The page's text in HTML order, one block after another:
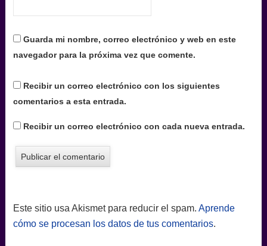
Guarda mi nombre, correo electrónico y web en este
navegador para la próxima vez que comente.
Recibir un correo electrónico con los siguientes
comentarios a esta entrada.
Recibir un correo electrónico con cada nueva entrada.
Este sitio usa Akismet para reducir el spam. Aprende
cómo se procesan los datos de tus comentarios.